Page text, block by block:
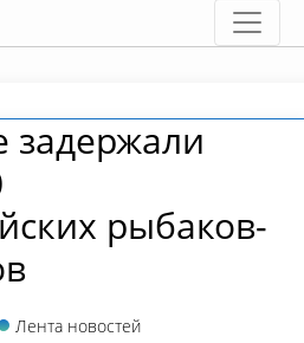
рыбаков-
Лента новостей